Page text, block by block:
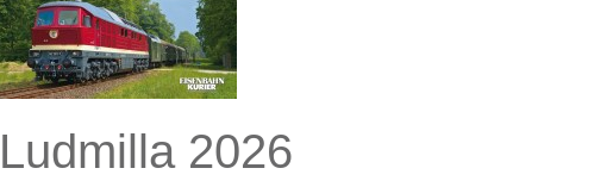
Ludmilla 2026